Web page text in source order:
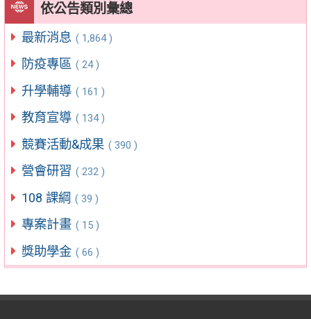
依公告類別彙總
最新消息 ( 1,864 )
防疫專區 ( 24 )
升學輔導 ( 161 )
教育宣導 ( 134 )
競賽活動&成果 ( 390 )
營會研習 ( 232 )
108 課綱 ( 39 )
專案計畫 ( 15 )
獎助學金 ( 66 )